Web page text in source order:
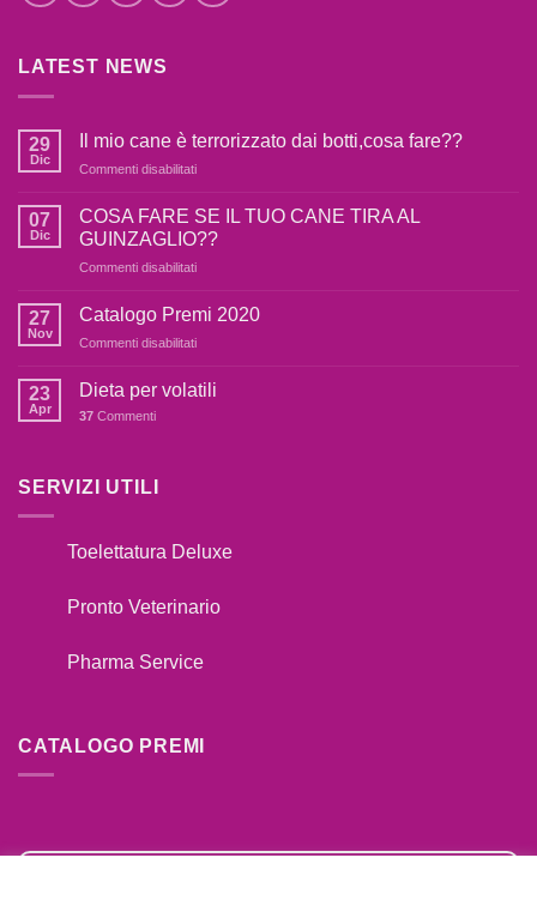
LATEST NEWS
29
Dic
Il mio cane è terrorizzato dai botti,cosa fare??
Commenti disabilitati
mio
cane
è
botti,cosa
07
Dic
COSA FARE SE IL TUO CANE TIRA AL
GUINZAGLIO??
Commenti disabilitati
FARE
CANE
27
Nov
Catalogo Premi 2020
Commenti disabilitati
Premi
23
Apr
Dieta per volatili
37 Commenti
SERVIZI UTILI
Toelettatura Deluxe
Pronto Veterinario
Pharma Service
CATALOGO PREMI